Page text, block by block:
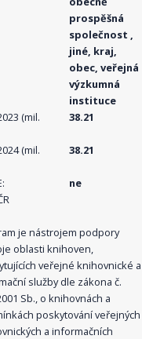
prospěšná
společnost ,
jiné, kraj,
obec, veřejná
výzkumná
instituce
(mil.
38.21
(mil.
38.21
ne
je nástrojem podpory
oblasti knihoven,
veřejné knihovnické a
služby dle zákona č.
Sb., o knihovnách a
poskytování veřejných
a informačních